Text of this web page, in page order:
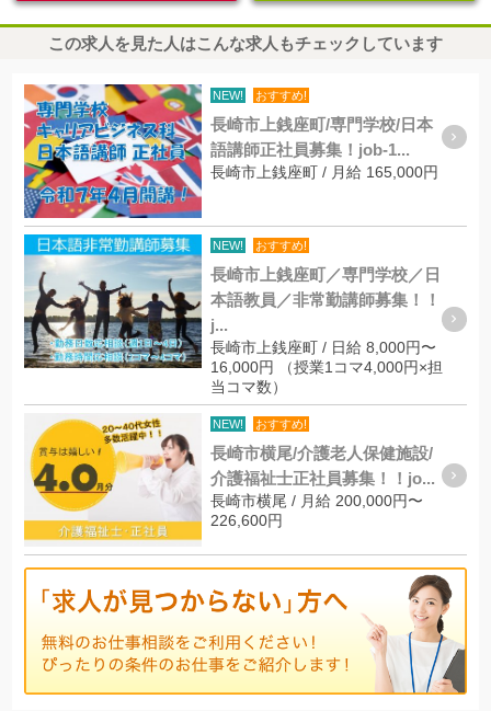
この求人を見た人はこんな求人もチェックしています
NEW! おすすめ!
長崎市上銭座町/専門学校/日本
語講師正社員募集！job-1...
長崎市上銭座町 / 月給 165,000円
NEW! おすすめ!
長崎市上銭座町／専門学校／日
本語教員／非常勤講師募集！！
j...
長崎市上銭座町 / 日給 8,000円〜
16,000円 （授業1コマ4,000円×担
当コマ数）
NEW! おすすめ!
長崎市横尾/介護老人保健施設/
介護福祉士正社員募集！！jo...
長崎市横尾 / 月給 200,000円〜
226,600円